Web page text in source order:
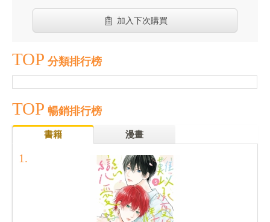
加入下次購買
TOP 分類排行榜
TOP 暢銷排行榜
書籍 漫畫